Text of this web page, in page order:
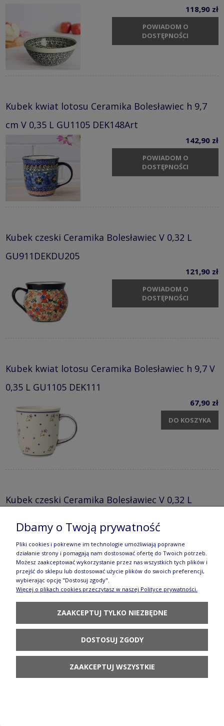
118,90 zł
POWIADOM O
DOSTĘPNOŚCI
Kubek kwiat lotosu Ceramika Bolesławiec h 9,7
cm V 0,35 L GU1105 DEK148Art
142,90 zł
POWIADOM O
DOSTĘPNOŚCI
Kubek czeski Ceramika Bolesławiec V 0,32 L
GU911DEKDU205
121,90 zł
POWIADOM O
DOSTĘPNOŚCI
Kubek kwiat lotosu Ceramika Bolesławiec h 9,7 V
0,35 L GU1105 DEK111
67,90 zł
DO KOSZYKA
Kubek czeski Ceramika Bolesławiec V 0,32 L
DO KOSZYKA
Kubek kwiat lotosu Ceramika Bolesławiec h 9,7
cm V 0,35 L GU1105DEKDU182
Dbamy o Twoją prywatność
Pliki cookies i pokrewne im technologie umożliwiają poprawne
działanie strony i pomagają nam dostosować ofertę do Twoich potrzeb.
Możesz zaakceptować wykorzystanie przez nas wszystkich tych plików i
przejść do sklepu lub dostosować użycie plików do swoich preferencji,
wybierając opcję "Dostosuj zgody".
Więcej o plikach cookies przeczytasz w naszej Polityce prywatności.
ZAAKCEPTUJ TYLKO NIEZBĘDNE
DOSTOSUJ ZGODY
ZAAKCEPTUJ WSZYSTKIE